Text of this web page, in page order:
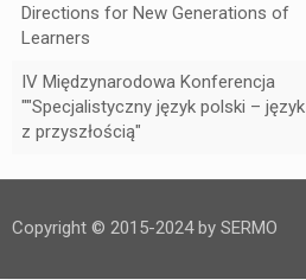
Directions for New Generations of
Learners
IV Międzynarodowa Konferencja
""Specjalistyczny język polski – język
z przyszłością"
Copyright © 2015-2024 by SERMO